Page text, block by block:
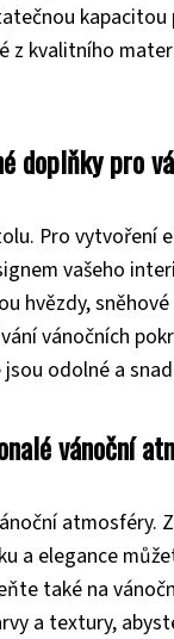
z kvalitního
doplňky pro
Pro vytvoření
vašeho
hvězdy,
vánočních
odolné a
vánoční
atmosféry.
a elegance
také na
a textury,